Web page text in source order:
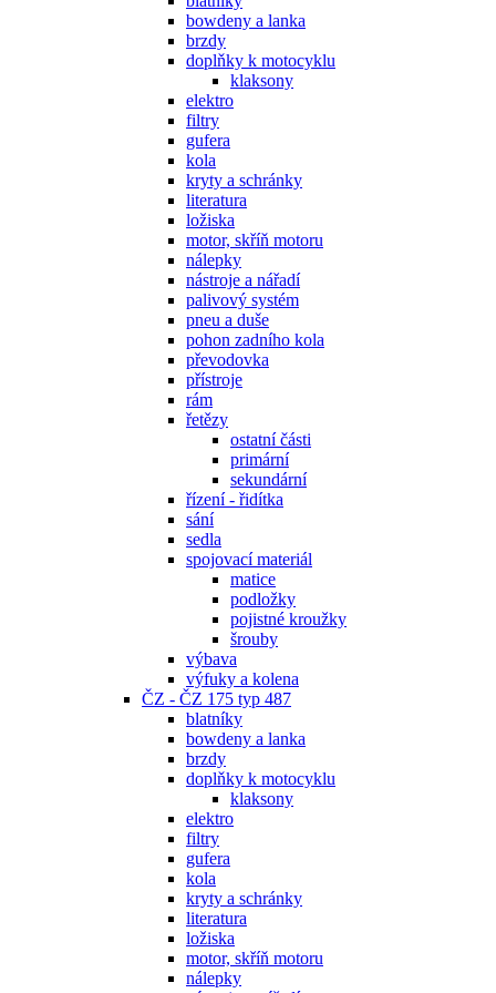
bowdeny a lanka
brzdy
doplňky k motocyklu
klaksony
elektro
filtry
gufera
kola
kryty a schránky
literatura
ložiska
motor, skříň motoru
nálepky
nástroje a nářadí
palivový systém
pneu a duše
pohon zadního kola
převodovka
přístroje
rám
řetězy
ostatní části
primární
sekundární
řízení - řidítka
sání
sedla
spojovací materiál
matice
podložky
pojistné kroužky
šrouby
výbava
výfuky a kolena
ČZ - ČZ 175 typ 487
blatníky
bowdeny a lanka
brzdy
doplňky k motocyklu
klaksony
elektro
filtry
gufera
kola
kryty a schránky
literatura
ložiska
motor, skříň motoru
nálepky